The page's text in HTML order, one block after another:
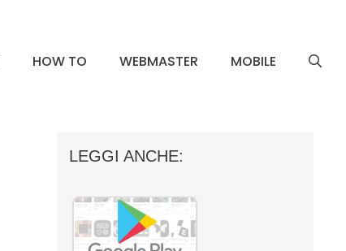
HOW TO WEBMASTER MOBILE
LEGGI ANCHE: